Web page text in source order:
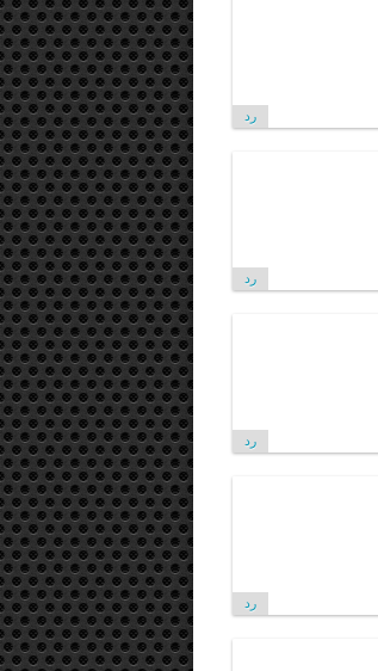
رد
رد
رد
رد